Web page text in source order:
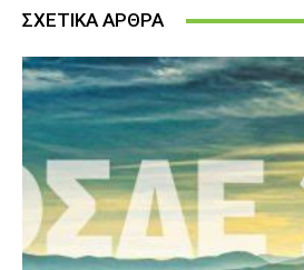
ΣΧΕΤΙΚΑ ΑΡΘΡΑ